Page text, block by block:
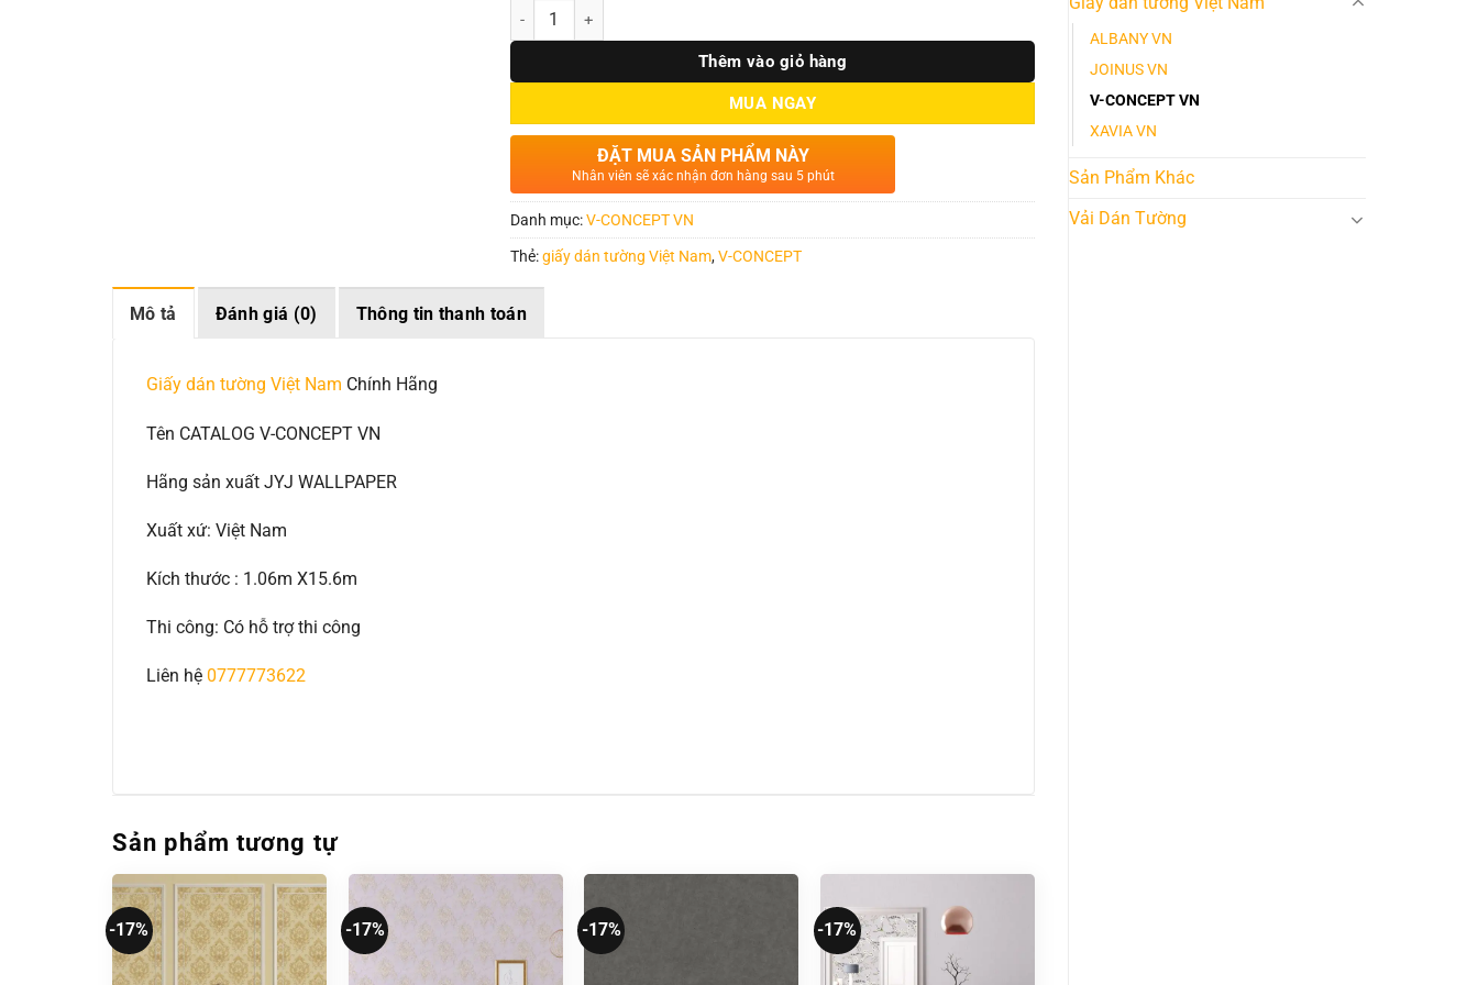
ALBANY VN
JOINUS VN
V-CONCEPT VN
XAVIA VN
Sản Phẩm Khác
Vải Dán Tường
Số lượng
Thêm vào giỏ hàng
MUA NGAY
ĐẶT MUA SẢN PHẨM NÀY
Nhân viên sẽ xác nhận đơn hàng sau 5 phút
Danh mục:V-CONCEPT VN
Thẻ:giấy dán tường Việt Nam,V-CONCEPT
Mô tả Đánh giá (0) Thông tin thanh toán
Giấy dán tường Việt Nam Chính Hãng
Tên CATALOG V-CONCEPT VN
Hãng sản xuất JYJ WALLPAPER
Xuất xứ: Việt Nam
Kích thước : 1.06m X15.6m
Thi công: Có hỗ trợ thi công
Liên hệ 0777773622
Sản phẩm tương tự
-17% -17% -17% -17%